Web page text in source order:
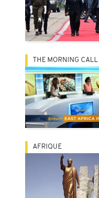
THE MORNING CALL
AFRIQUE